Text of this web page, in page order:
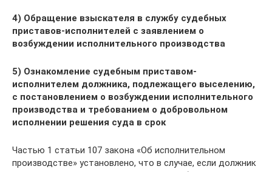
4) Обращение взыскателя в службу судебных
приставов-исполнителей с заявлением о
возбуждении исполнительного производства
5) Ознакомление судебным приставом-
исполнителем должника, подлежащего выселению,
с постановлением о возбуждении исполнительного
производства и требованием о добровольном
исполнении решения суда в срок
Частью 1 статьи 107 закона «Об исполнительном
производстве» установлено, что в случае, если должник